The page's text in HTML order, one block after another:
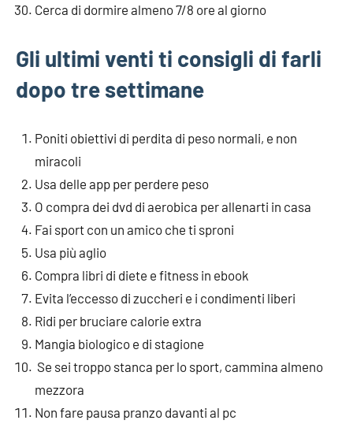
Cerca di dormire almeno 7/8 ore al giorno
Gli ultimi venti ti consigli di farli
dopo tre settimane
Poniti obiettivi di perdita di peso normali, e non
miracoli
Usa delle app per perdere peso
O compra dei dvd di aerobica per allenarti in casa
Fai sport con un amico che ti sproni
Usa più aglio
Compra libri di diete e fitness in ebook
Evita l’eccesso di zuccheri e i condimenti liberi
Ridi per bruciare calorie extra
Mangia biologico e di stagione
Se sei troppo stanca per lo sport, cammina almeno
mezzora
Non fare pausa pranzo davanti al pc